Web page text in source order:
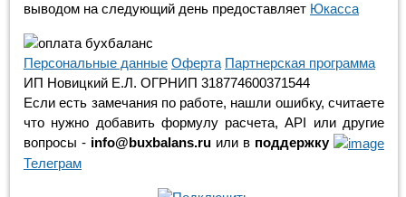
выводом на следующий день предоставляет Юкасса
Персональные данные Оферта Партнерская программа
ИП Новицкий Е.Л. ОГРНИП 318774600371544
Если есть замечания по работе, нашли ошибку, считаете
что нужно добавить формулу расчета, API или другие
вопросы - info@buxbalans.ru или в поддержку
Телеграм